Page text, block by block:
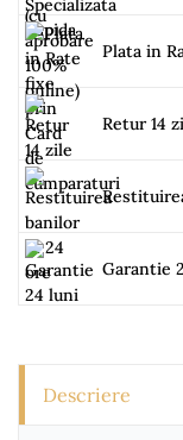
Plata in
Retur 14
Garantie
Descriere